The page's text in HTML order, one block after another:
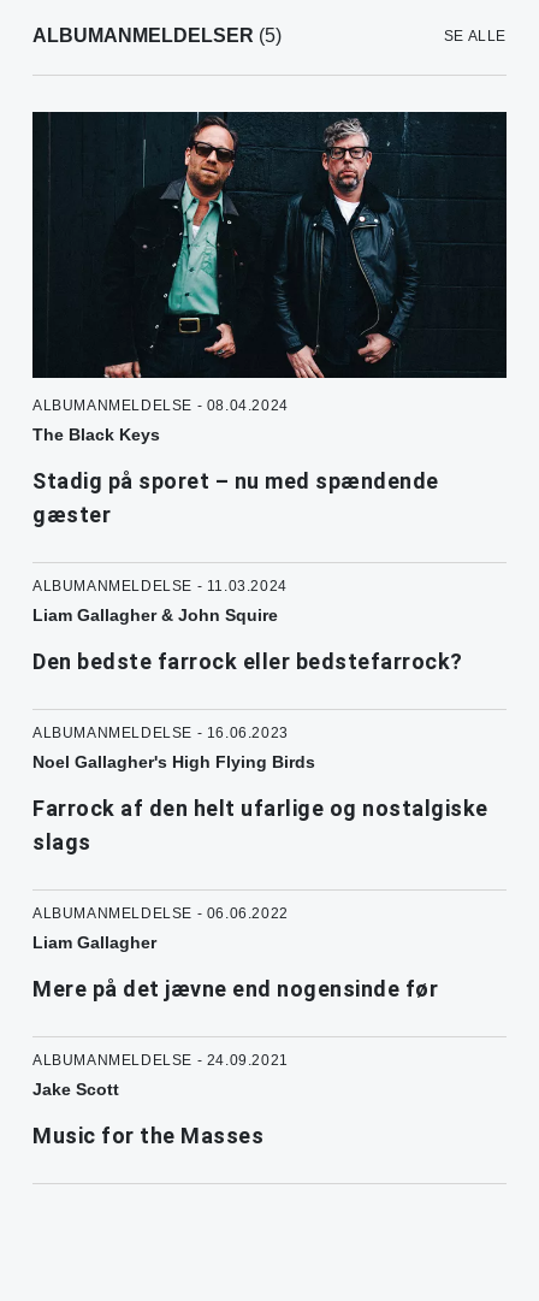
ALBUMANMELDELSER (5) SE ALLE
ALBUMANMELDELSE - 08.04.2024
The Black Keys
Stadig på sporet – nu med spændende
gæster
ALBUMANMELDELSE - 11.03.2024
Liam Gallagher & John Squire
Den bedste farrock eller bedstefarrock?
ALBUMANMELDELSE - 16.06.2023
Noel Gallagher's High Flying Birds
Farrock af den helt ufarlige og nostalgiske
slags
ALBUMANMELDELSE - 06.06.2022
Liam Gallagher
Mere på det jævne end nogensinde før
ALBUMANMELDELSE - 24.09.2021
Jake Scott
Music for the Masses